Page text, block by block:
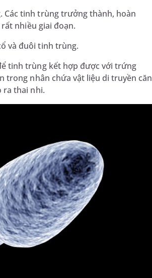
Các tinh trùng trưởng thành, hoàn
nhiều giai đoạn.
và đuôi tinh trùng.
tinh trùng kết hợp được với trứng
trong nhân chứa vật liệu di truyền căn
ra thai nhi.